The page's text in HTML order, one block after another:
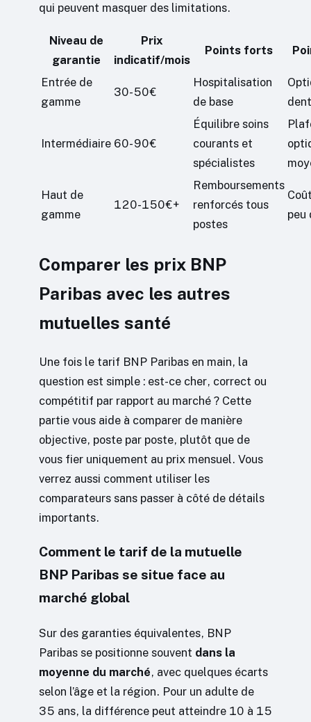
qui peuvent masquer des limitations.
Niveau de
garantie
Prix
indicatif/mois
Points forts
Entrée de
gamme
30-50€
Hospitalisation
de base
Intermédiaire 60-90€
Équilibre soins
courants et
spécialistes
Haut de
gamme
120-150€+
Remboursements
renforcés tous
postes
peu
Comparer les prix BNP
Paribas avec les autres
mutuelles santé
Une fois le tarif BNP Paribas en main, la
question est simple : est-ce cher, correct ou
compétitif par rapport au marché ? Cette
partie vous aide à comparer de manière
objective, poste par poste, plutôt que de
vous fier uniquement au prix mensuel. Vous
verrez aussi comment utiliser les
comparateurs sans passer à côté de détails
importants.
Comment le tarif de la mutuelle
BNP Paribas se situe face au
marché global
Sur des garanties équivalentes, BNP
Paribas se positionne souvent dans la
moyenne du marché, avec quelques écarts
selon l’âge et la région. Pour un adulte de
35 ans, la différence peut atteindre 10 à 15